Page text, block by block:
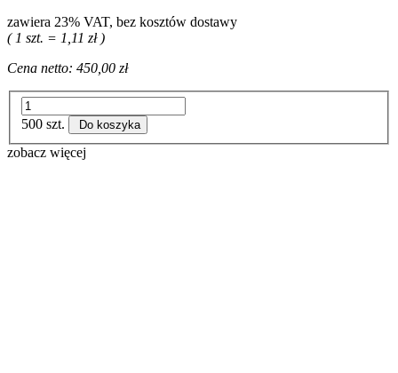
zawiera 23% VAT, bez kosztów dostawy
( 1 szt. = 1,11 zł )
Cena netto: 450,00 zł
500 szt. Do koszyka
zobacz więcej